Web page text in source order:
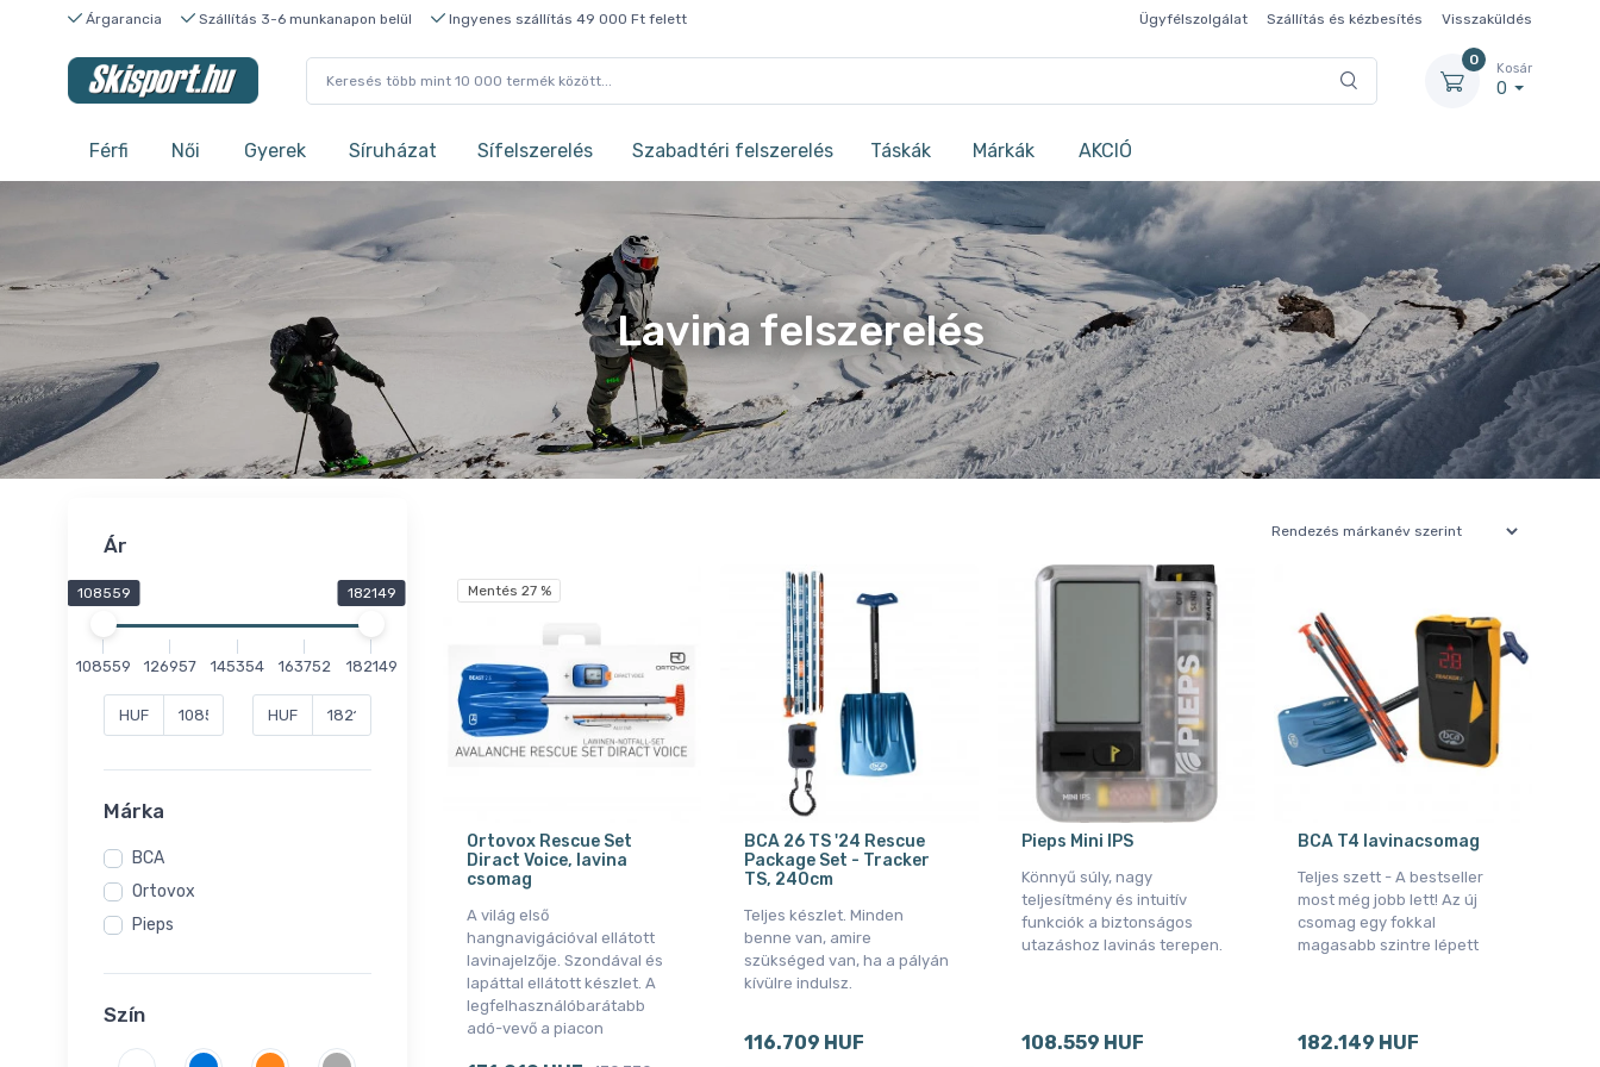
Árgarancia Szállítás 3-6 munkanapon belül Ingyenes szállítás 49 000 Ft felett Ügyfélszolgálat Szállítás és kézbesítés Visszaküldés
0
Kosár
0
Férfi Női Gyerek Síruházat Sífelszerelés Szabadtéri felszerelés Táskák Márkák AKCIÓ
Lavina felszerelés
Ár
108559 182149
108559 126957 145354 163752 182149
HUF HUF
Márka
BCA
Ortovox
Pieps
Szín
Mentés 27 %
Ortovox Rescue Set
Diract Voice, lavina
csomag
A világ első
hangnavigációval ellátott
lavinajelzője. Szondával és
lapáttal ellátott készlet. A
legfelhasználóbarátabb
adó-vevő a piacon
BCA 26 TS '24 Rescue
Package Set - Tracker
TS, 240cm
Teljes készlet. Minden
benne van, amire
szükséged van, ha a pályán
kívülre indulsz.
116.709 HUF
Pieps Mini IPS
Könnyű súly, nagy
teljesítmény és intuitív
funkciók a biztonságos
utazáshoz lavinás terepen.
108.559 HUF
BCA T4 lavinacsomag
Teljes szett - A bestseller
most még jobb lett! Az új
csomag egy fokkal
magasabb szintre lépett
182.149 HUF